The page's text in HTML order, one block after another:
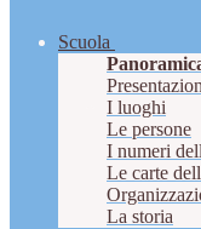
Scuola
I luoghi
Le persone
I numeri
Le carte
La storia